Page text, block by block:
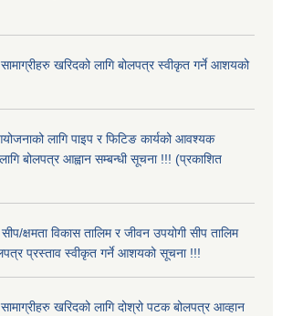
खरिदको लागि बोलपत्र स्वीकृत गर्ने आशयको
लागि पाइप र फिटिङ कार्यको आवश्यक
बोलपत्र आह्वान सम्बन्धी सूचना !!! (प्रकाशित
क्षमता विकास तालिम र जीवन उपयोगी सीप तालिम
प्रस्ताव स्वीकृत गर्ने आशयको सूचना !!!
खरिदको लागि दोश्रो पटक बोलपत्र आव्हान